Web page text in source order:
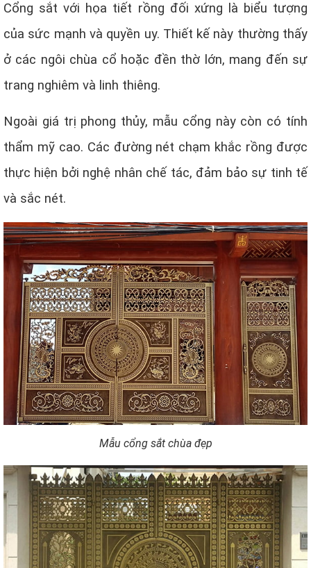
Cổng sắt với họa tiết rồng đối xứng là biểu tượng
của sức mạnh và quyền uy. Thiết kế này thường thấy
ở các ngôi chùa cổ hoặc đền thờ lớn, mang đến sự
trang nghiêm và linh thiêng.
Ngoài giá trị phong thủy, mẫu cổng này còn có tính
thẩm mỹ cao. Các đường nét chạm khắc rồng được
thực hiện bởi nghệ nhân chế tác, đảm bảo sự tinh tế
và sắc nét.
Mẫu cổng sắt chùa đẹp